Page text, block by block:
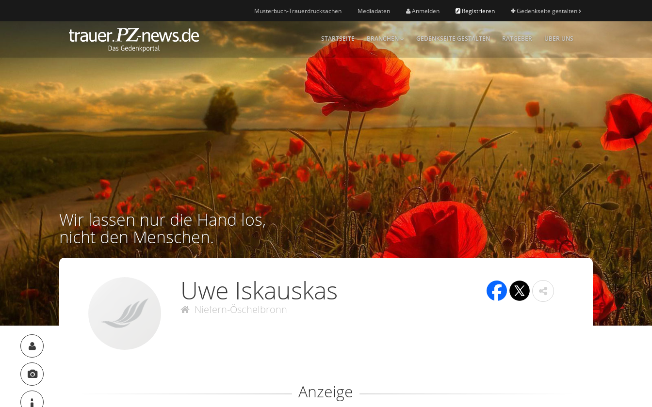
Musterbuch-Trauerdrucksachen Mediadaten Anmelden Registrieren Gedenkseite gestalten
STARTSEITE BRANCHEN GEDENKSEITE GESTALTEN RATGEBER ÜBER UNS
Wir lassen nur die Hand los,
nicht den Menschen.
Uwe Iskauskas
Niefern-Öschelbronn
Anzeige